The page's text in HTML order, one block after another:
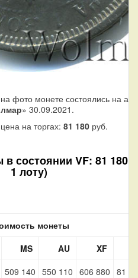
фото монете состоялись на
» 30.09.2021.
на торгах: 81 180руб.
состоянии VF: 81 180
1 лоту)
монеты
MS AU XF
509 140 550 110 606 880 81